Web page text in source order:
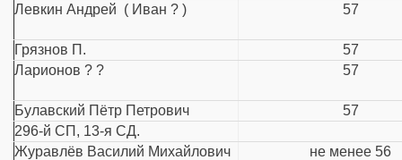
Левкин Андрей ( Иван ? )
57
Грязнов П.
57
Ларионов ? ?
57
Булавский Пётр Петрович
57
296-й СП, 13-я СД.
Журавлёв Василий Михайлович
не менее 56